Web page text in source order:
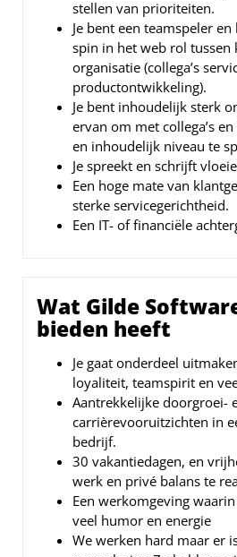
stellen van prioriteiten.
Je bent een teamspeler
spin in het web rol tussen
organisatie (collega’s
productontwikkeling).
Je bent inhoudelijk sterk
ervan om met collega’s
en inhoudelijk niveau te
Je spreekt en schrijft
Een hoge mate van
sterke servicegerichtheid.
Een IT- of financiële
Wat Gilde
bieden heeft
Je gaat onderdeel
loyaliteit, teamspirit en
Aantrekkelijke doorgroei-
carrièrevooruitzichten in
bedrijf.
30 vakantiedagen, en
werk en privé balans te
Een werkomgeving
veel humor en energie
We werken hard maar er